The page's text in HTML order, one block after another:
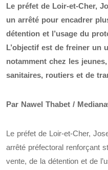
Le préfet de Loir-et-Cher,
un arrêté pour encadrer
détention et l’usage du
L’objectif est de freiner un
notamment chez les
sanitaires, routiers et de
Par Nawel Thabet /
Le préfet de Loir-et-Cher,
arrêté préfectoral renforçant
vente, de la détention et de